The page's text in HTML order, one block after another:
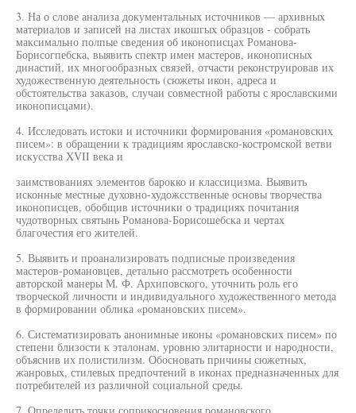
3. На о слове анализа документальных источников — архивных
материалов и записей на листах икошгых образцов - собрать
максимально полпые сведения об иконописцах Романова-
Борисогпебска, выявить спектр имен мастеров, иконописных
династий, их многообразных связей, отчасти реконструировав их
художественную деятельность (сюжеты икон, адреса и
обстоятельства заказов, случаи совместной работы с ярославскими
иконописцами).
4. Исследовать истоки и источники формирования «романовских
писем»: в обращении к традициям ярославско-костромской ветви
искусства XVII века и
заимствованиях элементов барокко и классицизма. Выявить
исконные местные духовно-художсственные основы творчества
иконописцев, обобщив источники о традициях почитания
чудотворных святынь Романова-Борисошебска и чертах
благочестия его жителей.
5. Выявить и проанализировать подписные произведения
мастеров-романовцев, детально рассмотреть особенности
авторской манеры М. Ф. Архиповского, уточнить роль его
творческой личности и индивидуального художественного метода
в формировании облика «романовских писем».
6. Систематизировать анонимные иконы «романовских писем» по
степени близости к эталонам, уровню элитарности и народности,
объяснив их полистилизм. Обосновать причины сюжетных,
жанровых, стилевых предпочтений в иконах предназначенных для
потребителей из различной социальной среды.